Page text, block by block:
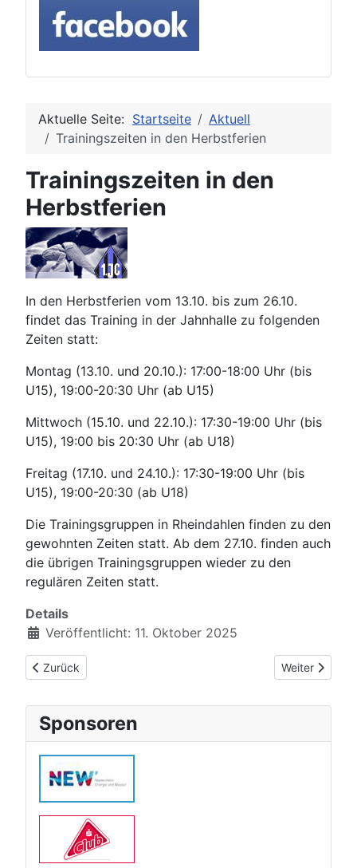
Aktuelle Seite: Startseite
Aktuell
Trainingszeiten in den Herbstferien
Trainingszeiten in den
Herbstferien
In den Herbstferien vom 13.10. bis zum 26.10.
findet das Training in der Jahnhalle zu folgenden
Zeiten statt:
Montag (13.10. und 20.10.): 17:00-18:00 Uhr (bis
U15), 19:00-20:30 Uhr (ab U15)
Mittwoch (15.10. und 22.10.): 17:30-19:00 Uhr (bis
U15), 19:00 bis 20:30 Uhr (ab U18)
Freitag (17.10. und 24.10.): 17:30-19:00 Uhr (bis
U15), 19:00-20:30 (ab U18)
Die Trainingsgruppen in Rheindahlen finden zu den
gewohnten Zeiten statt. Ab dem 27.10. finden auch
die übrigen Trainingsgruppen wieder zu den
regulären Zeiten statt.
Details
Veröffentlicht: 11. Oktober 2025
Vorheriger Beitrag: Zwei siebte Plätze bei Deutscher
Zurück Nächster
Weiter
Sponsoren